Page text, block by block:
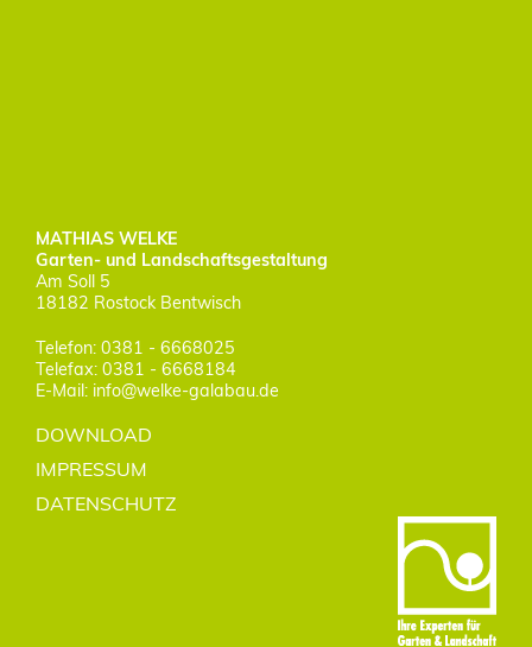
MATHIAS WELKE
Garten- und Landschaftsgestaltung
Am Soll 5
18182 Rostock Bentwisch
Telefon: 0381 - 6668025
Telefax: 0381 - 6668184
E-Mail: info@welke-galabau.de
DOWNLOAD
IMPRESSUM
DATENSCHUTZ